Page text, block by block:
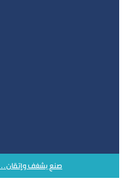
© 2026 | صنع بشغف